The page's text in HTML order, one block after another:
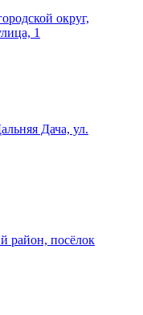
округ,
1
Дача, ул.
район, посёлок